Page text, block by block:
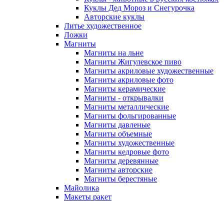
Куклы Дед Мороз и Снегурочка
Авторские куклы
Литье художественное
Ложки
Магниты
Магниты на льне
Магниты Жигулевское пиво
Магниты акриловые художественные
Магниты акриловые фото
Магниты керамические
Магниты - открывалки
Магниты металлические
Магниты фольгированные
Магниты давленые
Магниты объемные
Магниты художественные
Магниты кедровые фото
Магниты деревянные
Магниты авторские
Магниты берестяные
Майолика
Макеты ракет